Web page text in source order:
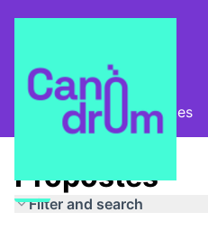
Pla Estratègic Propostes
Propostes
Filter and search